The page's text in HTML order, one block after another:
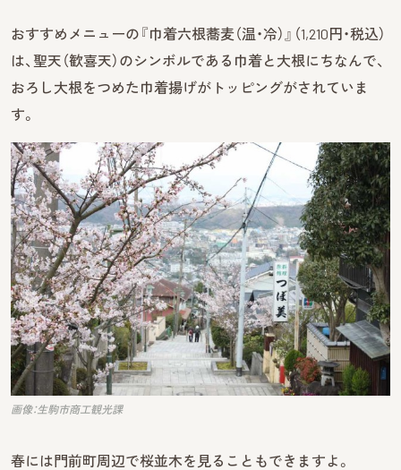
おすすめメニューの『巾着六根蕎麦（温・冷）』（1,210円・税込）
は、聖天（歓喜天）のシンボルである巾着と大根にちなんで、
おろし大根をつめた巾着揚げがトッピングがされていま
す。
画像：生駒市商工観光課
春には門前町周辺で桜並木を見ることもできますよ。